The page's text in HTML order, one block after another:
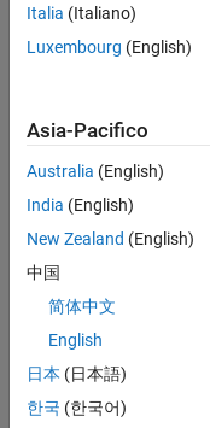
fundamental unit of
Input
collapse all
unit registry
Name of dimension
Data Types:
Italia (Italiano)
Luxembourg (English)
Asia-Pacifico
Australia (English)
India (English)
New Zealand (English)
中国
简体中文
English
日本 (日本語)
한국 (한국어)